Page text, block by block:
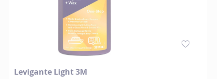
Levigante Light 3M